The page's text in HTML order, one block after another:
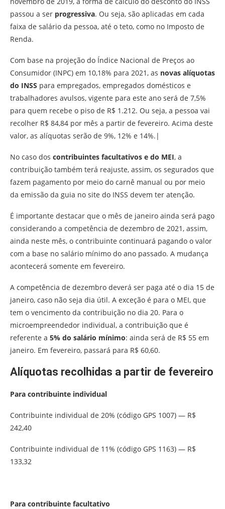
passou a ser progressiva. Ou seja, são aplicadas em cada
faixa de salário da pessoa, até o teto, como no Imposto de
Renda.
Com base na projeção do Índice Nacional de Preços ao
Consumidor (INPC) em 10,18% para 2021, as novas alíquotas
do INSS para empregados, empregados domésticos e
trabalhadores avulsos, vigente para este ano será de 7,5%
para quem recebe o piso de R$ 1.212. Ou seja, a pessoa vai
recolher R$ 84,84 por mês a partir de fevereiro. Acima deste
valor, as alíquotas serão de 9%, 12% e 14%.|
No caso dos contribuintes facultativos e do MEI, a
contribuição também terá reajuste, assim, os segurados que
fazem pagamento por meio do carnê manual ou por meio
da emissão da guia no site do INSS devem ter atenção.
É importante destacar que o mês de janeiro ainda será pago
considerando a competência de dezembro de 2021, assim,
ainda neste mês, o contribuinte continuará pagando o valor
com a base no salário mínimo do ano passado. A mudança
acontecerá somente em fevereiro.
A competência de dezembro deverá ser paga até o dia 15 de
janeiro, caso não seja dia útil. A exceção é para o MEI, que
tem o vencimento da contribuição no dia 20. Para o
microempreendedor individual, a contribuição que é
referente a 5% do salário mínimo: ainda será de R$ 55 em
janeiro. Em fevereiro, passará para R$ 60,60.
Alíquotas recolhidas a partir de fevereiro
Para contribuinte individual
Contribuinte individual de 20% (código GPS 1007) — R$
242,40
Contribuinte individual de 11% (código GPS 1163) — R$
133,32
Para contribuinte facultativo